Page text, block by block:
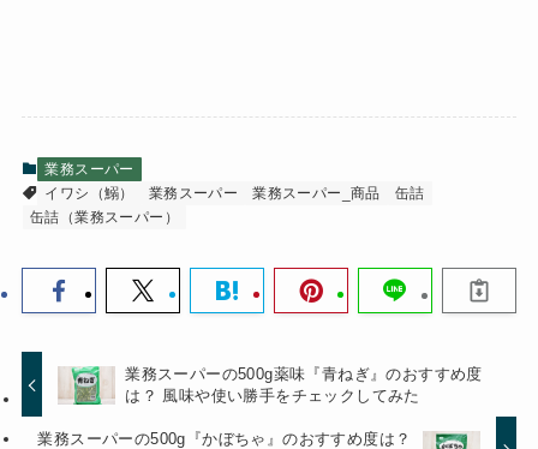
業務スーパー
イワシ（鰯）
業務スーパー 業務スーパー_商品
缶詰
缶詰（業務スーパー）
業務スーパーの500g薬味『青ねぎ』のおすすめ度
は？ 風味や使い勝手をチェックしてみた
業務スーパーの500g『かぼちゃ』のおすすめ度は？